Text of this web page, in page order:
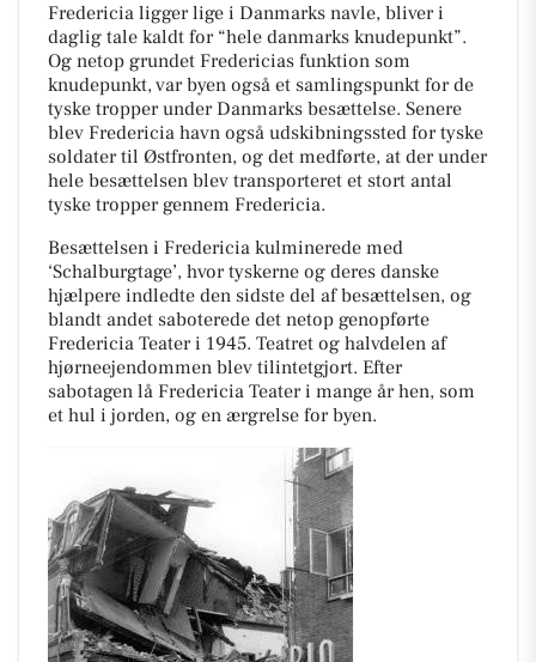
Fredericia ligger lige i Danmarks navle, bliver i
daglig tale kaldt for “hele danmarks knudepunkt”.
Og netop grundet Fredericias funktion som
knudepunkt, var byen også et samlingspunkt for de
tyske tropper under Danmarks besættelse. Senere
blev Fredericia havn også udskibningssted for tyske
soldater til Østfronten, og det medførte, at der under
hele besættelsen blev transporteret et stort antal
tyske tropper gennem Fredericia.
Besættelsen i Fredericia kulminerede med
‘Schalburgtage’, hvor tyskerne og deres danske
hjælpere indledte den sidste del af besættelsen, og
blandt andet saboterede det netop genopførte
Fredericia Teater i 1945. Teatret og halvdelen af
hjørneejendommen blev tilintetgjort. Efter
sabotagen lå Fredericia Teater i mange år hen, som
et hul i jorden, og en ærgrelse for byen.